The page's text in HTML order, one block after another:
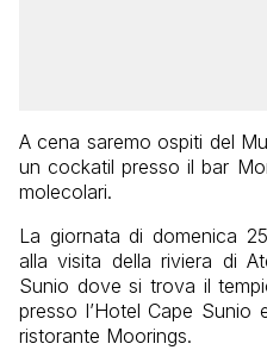
A cena saremo ospiti del
un cockatil presso il bar
molecolari.
La giornata di domenica
alla visita della riviera di
Sunio dove si trova il
presso l’Hotel Cape Sunio
ristorante Moorings.